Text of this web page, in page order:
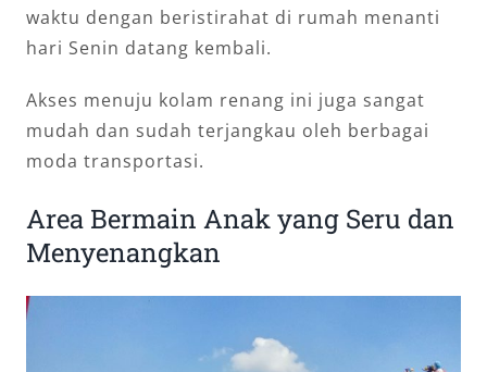
waktu dengan beristirahat di rumah menanti
hari Senin datang kembali.
Akses menuju kolam renang ini juga sangat
mudah dan sudah terjangkau oleh berbagai
moda transportasi.
Area Bermain Anak yang Seru dan
Menyenangkan